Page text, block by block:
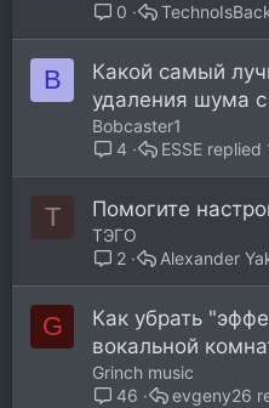
0
B
Какой самый
удаления шума с
Bobcaster1
4
ESSE
Т Помогите
ТЭГО
2
Alexander
G
Как убрать
вокальной
Grinch music
46
evgeny26